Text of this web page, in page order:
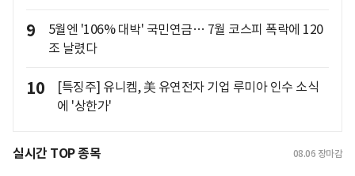
9
5월엔 '106% 대박' 국민연금… 7월 코스피 폭락에 120
조 날렸다
10
[특징주] 유니켐, 美 유연전자 기업 루미아 인수 소식
에 '상한가'
실시간 TOP 종목 08.06 장마감